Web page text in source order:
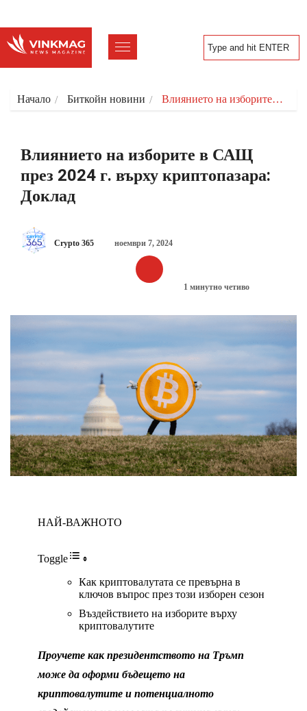
Начало Биткойн новини Влиянието на изборите…
Влиянието на изборите в САЩ
през 2024 г. върху криптопазара:
Доклад
Crypto 365 ноември 7, 2024
1 минутно четиво
НАЙ-ВАЖНОТО
Toggle
Как криптовалутата се превърна в
ключов въпрос през този изборен сезон
Въздействието на изборите върху
криптовалутите
Проучете как президентството на Тръмп
може да оформи бъдещето на
криптовалутите и потенциалното